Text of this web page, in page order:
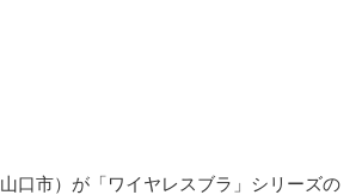
口市）が「ワイヤレスブラ」シリーズの